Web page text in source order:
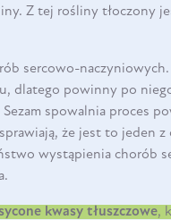
Z tej rośliny tłoczony
sercowo-naczyniowych.
dlatego powinny po
spowalnia proces
że jest to jeden
wystąpienia chorób
kwasy tłuszczowe,